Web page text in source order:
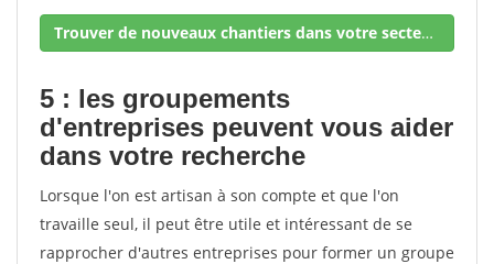
Trouver de nouveaux chantiers dans votre secteur !
5 : les groupements
d'entreprises peuvent vous aider
dans votre recherche
Lorsque l'on est artisan à son compte et que l'on
travaille seul, il peut être utile et intéressant de se
rapprocher d'autres entreprises pour former un groupe